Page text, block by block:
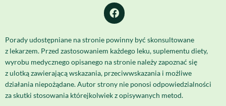
Porady udostępniane na stronie powinny być skonsultowane
z lekarzem. Przed zastosowaniem każdego leku, suplementu diety,
wyrobu medycznego opisanego na stronie należy zapoznać się
z ulotką zawierającą wskazania, przeciwwskazania i możliwe
działania niepożądane. Autor strony nie ponosi odpowiedzialności
za skutki stosowania którejkolwiek z opisywanych metod.